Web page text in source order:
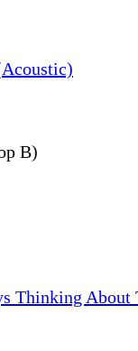
B)
Thinking About